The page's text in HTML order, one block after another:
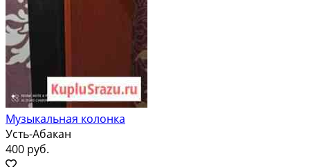
Музыкальная колонка
Усть-Абакан
400 руб.